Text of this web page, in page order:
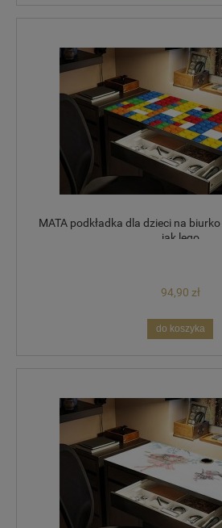
MATA podkładka dla dzieci na
jak lego
94,90 zł
do koszyka